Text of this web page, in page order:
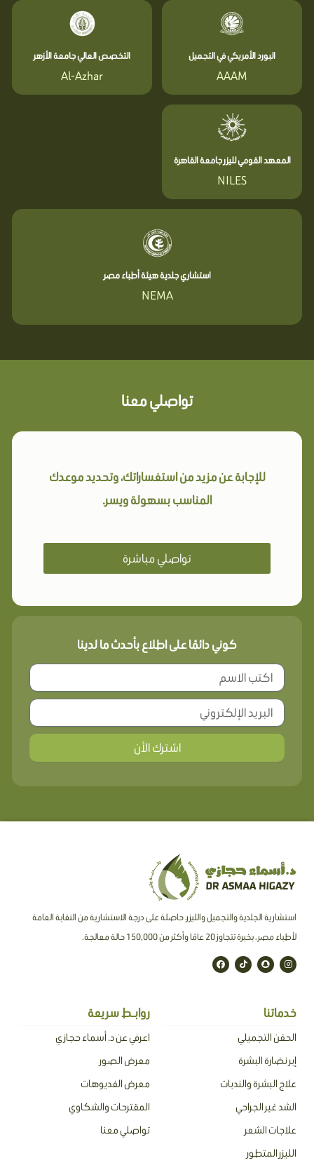
البورد الأمريكي في التجميل
AAAM
التخصص العالي جامعة الأزهر
Al-Azhar
المعهد القومي لليزر جامعة القاهرة
NILES
استشاري جلدية هيئة أطباء مصر
NEMA
تواصلي معنا
للإجابة عن مزيد من استفساراتك، وتحديد موعدك
المناسب بسهولة ويسر.
تواصلي مباشرة
كوني دائمًا على اطلاع بأحدث ما لدينا
اشترك الأن
استشارية الجلدية والتجميل والليزر، حاصلة على درجة الاستشارية من النقابة العامة
لأطباء مصر ، بخبرة تتجاوز 20 عامًا وأكثر من 150,000 حالة معالجة.
I
n
s
a
S
n
a
a
t
T
i
k
F
a
c
خدماتنا
الحقن التجميلي
إبر نضارة البشرة
علاج البشرة والندبات
الشد غير الجراحي
علاجات الشعر
الليزر المتطور
روابـط سريعة
اعرفي عن د. أسماء حجازي
معرض الصور
معرض الفديوهات
المقترحات والشكاوي
تواصلي معنا